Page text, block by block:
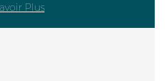
Plus